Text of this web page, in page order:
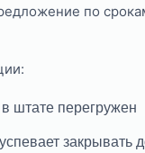
по
в штате перегружен
закрывать